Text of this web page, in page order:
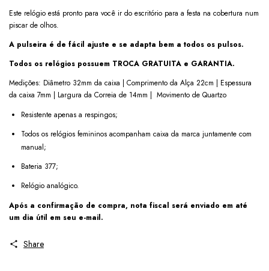
Este relógio está pronto para você ir do escritório para a festa na cobertura num
piscar de olhos.
A pulseira é de fácil ajuste e se adapta bem a todos os pulsos.
Todos os relógios possuem TROCA GRATUITA e GARANTIA.
Medições: Diâmetro 32mm da caixa | Comprimento da Alça 22cm | Espessura
da caixa 7mm | Largura da Correia de 14mm | Movimento de Quartzo
Resistente apenas a respingos;
Todos os relógios femininos acompanham caixa da marca juntamente com
manual;
Bateria 377;
Relógio analógico.
Após a confirmação de compra, nota fiscal será enviado em até
um dia útil em seu e-mail.
Share